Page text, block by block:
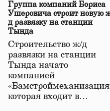
Группа компаний Бориса
Ушеровича строит новую
д развязку на станции
Тында
Строительство ж/д
развязки на станции
Тында начато
компанией
которая входит в…